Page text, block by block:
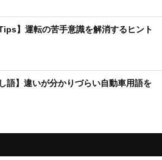
Tips】運転の苦手意識を解消するヒント
語】違いが分かりづらい自動車用語を